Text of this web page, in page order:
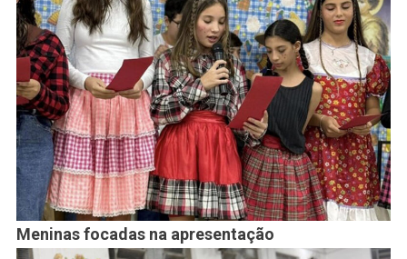
Meninas focadas na apresentação